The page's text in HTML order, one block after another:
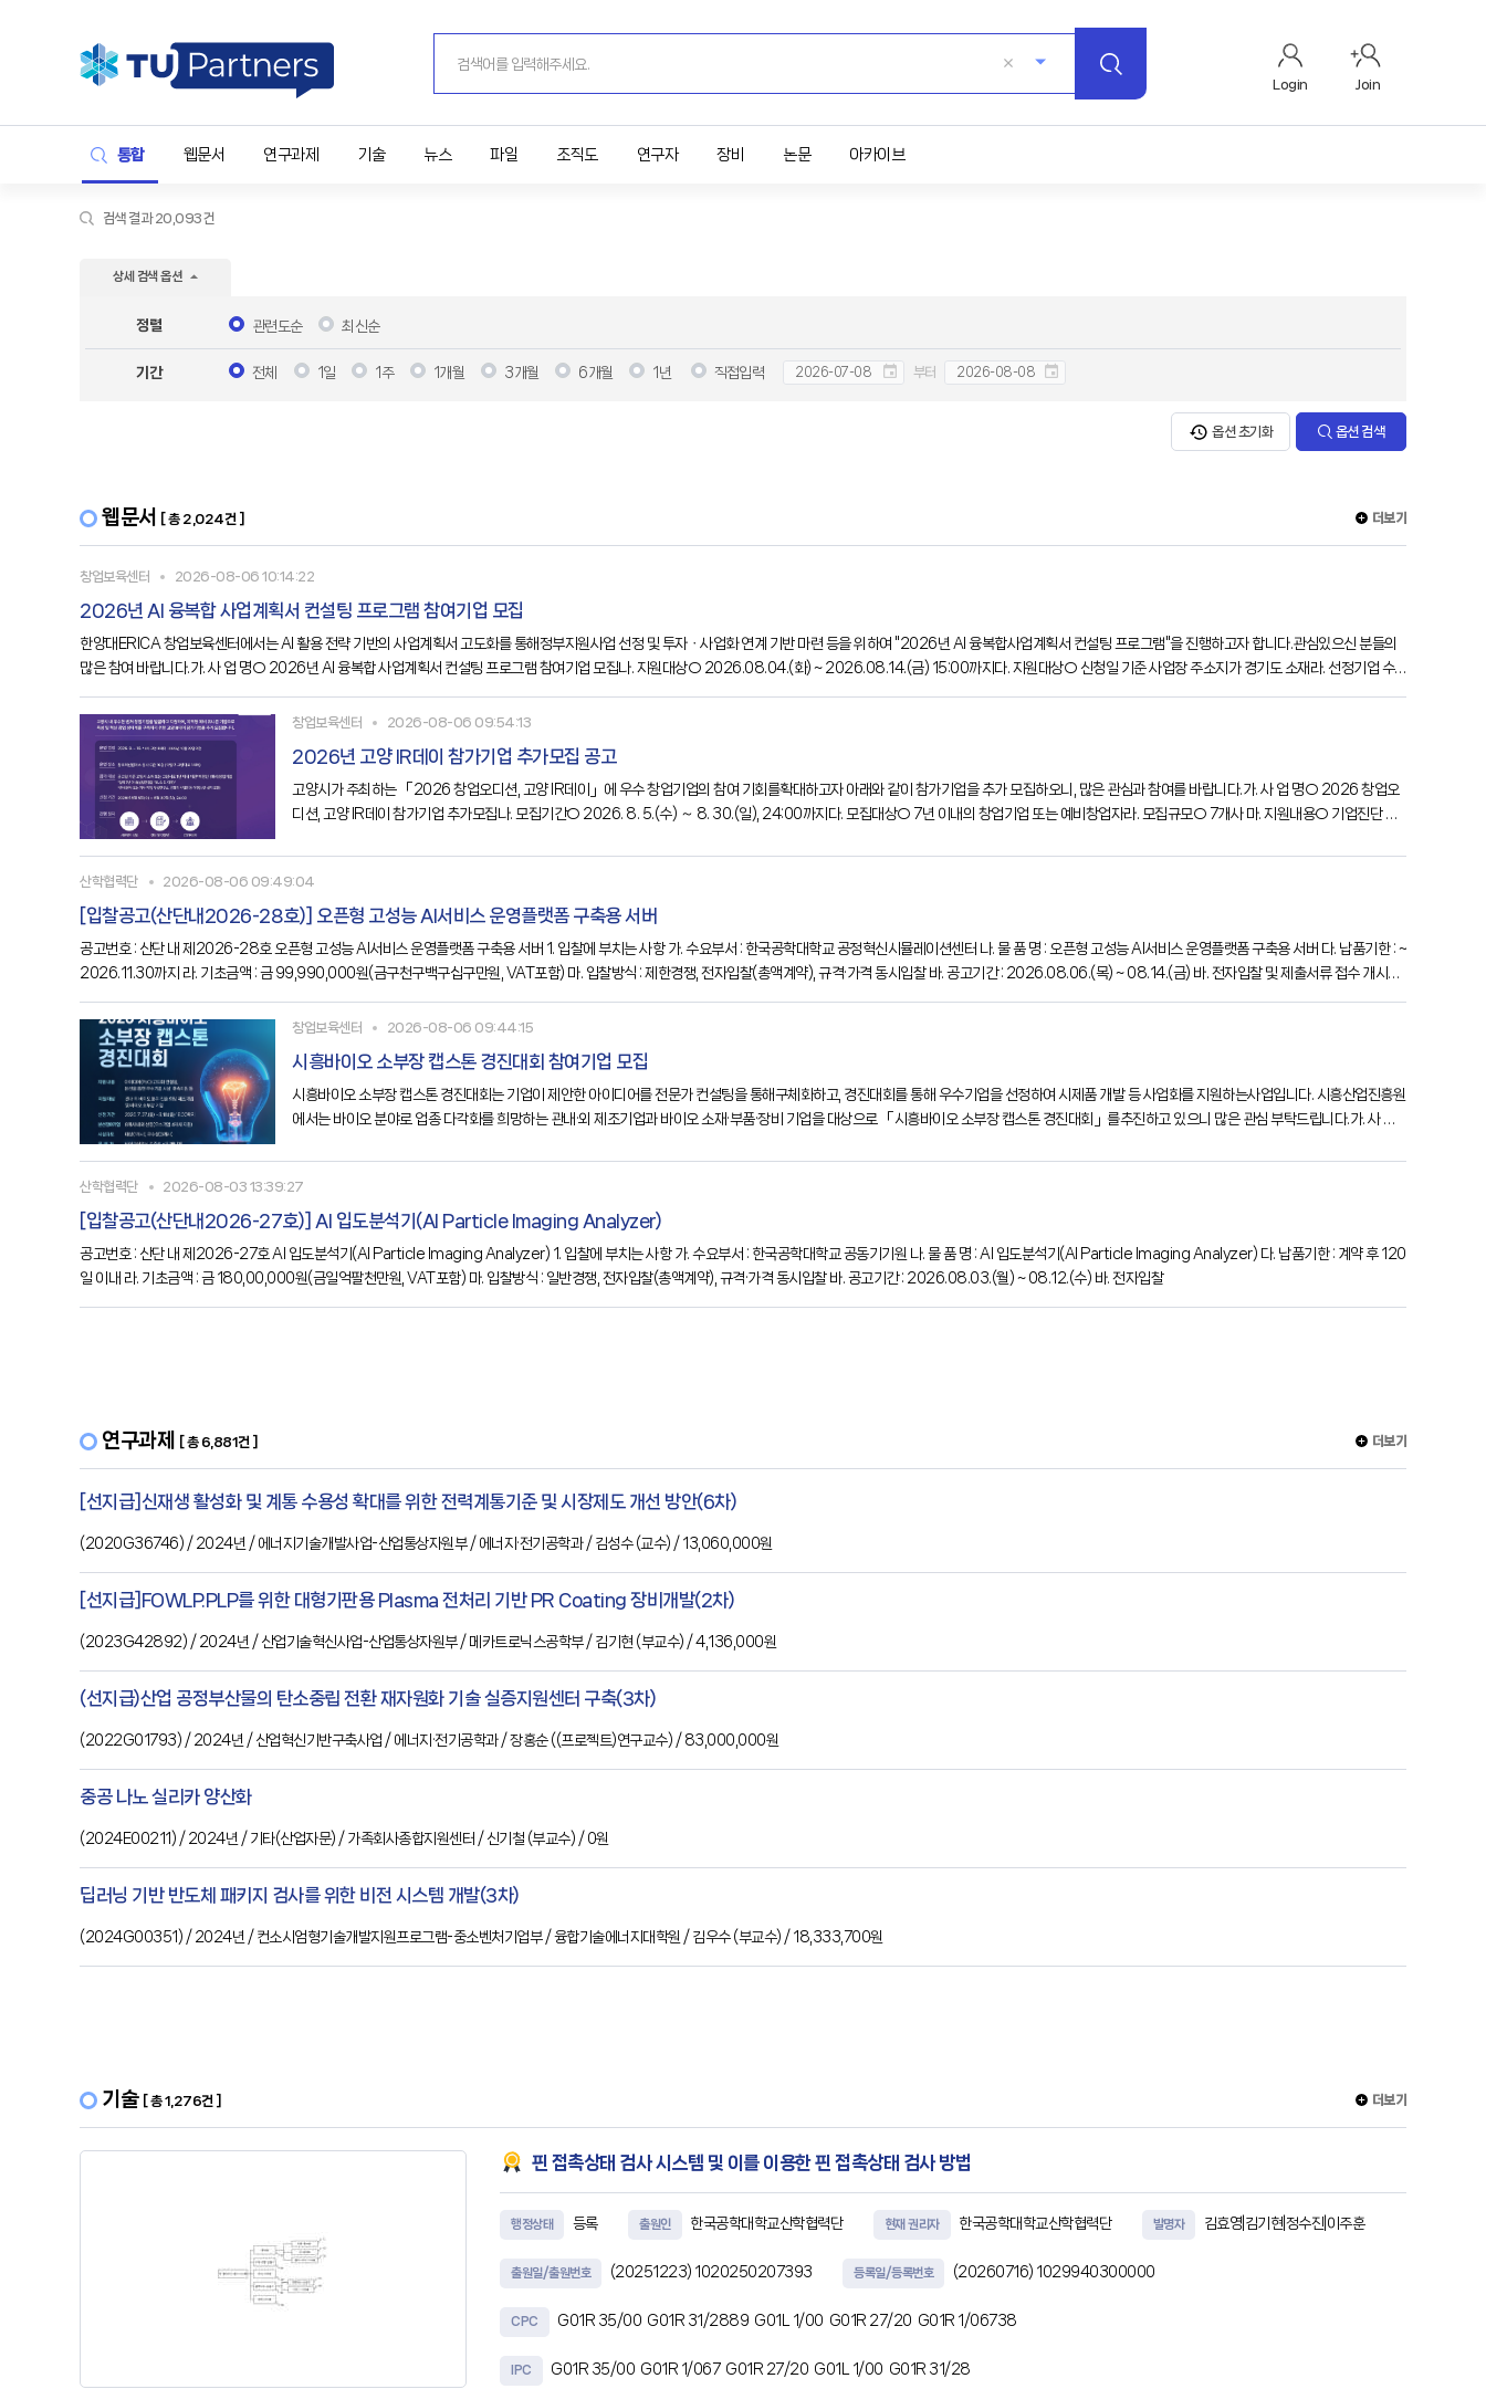
Login Join
통합 웹문서 연구과제 기술 뉴스 파일 조직도 연구자 장비 논문 아카이브
검색 결과 20,093건
상세 검색 옵션
정렬 관련도순 최신순
기간 전체 1일 1주 1개월 3개월 6개월 1년 직접입력 부터
옵션 초기화 옵션 검색
웹문서 [ 총 2,024건 ] 더보기
창업보육센터 2026-08-06 10:14:22
2026년 AI 융복합 사업계획서 컨설팅 프로그램 참여기업 모집
한양대ERICA 창업보육센터에서는 AI 활용 전략 기반의 사업계획서 고도화를 통해정부지원사업 선정 및 투자ㆍ사업화 연계 기반 마련 등을 위하여 "2026년 AI 융복합사업계획서 컨설팅 프로그램"을 진행하고자 합니다.관심있으신 분들의
많은 참여 바랍니다.가. 사 업 명○ 2026년 AI 융복합 사업계획서 컨설팅 프로그램 참여기업 모집나. 지원대상○ 2026.08.04.(화) ~ 2026.08.14.(금) 15:00까지다. 지원대상○ 신청일 기준 사업장 주소지가 경기도 소재라. 선정기업 수
창업보육센터 2026-08-06 09:54:13
2026년 고양 IR데이 참가기업 추가모집 공고
고양시가 주최하는 「2026 창업오디션, 고양 IR데이」에 우수 창업기업의 참여 기회를확대하고자 아래와 같이 참가기업을 추가 모집하오니, 많은 관심과 참여를 바랍니다.가. 사 업 명○ 2026 창업오
디션, 고양 IR데이 참가기업 추가모집나. 모집기간○ 2026. 8. 5.(수) ～ 8. 30.(일), 24:00까지다. 모집대상○ 7년 이내의 창업기업 또는 예비창업자라. 모집규모○ 7개사 마. 지원내용○ 기업진단 및
산학협력단 2026-08-06 09:49:04
[입찰공고(산단내2026-28호)] 오픈형 고성능 AI서비스 운영플랫폼 구축용 서버
공고번호 : 산단 내 제2026-28호 오픈형 고성능 AI서비스 운영플랫폼 구축용 서버 1. 입찰에 부치는 사항 가. 수요부서 : 한국공학대학교 공정혁신시뮬레이션센터 나. 물 품 명 : 오픈형 고성능 AI서비스 운영플랫폼 구축용 서버 다. 납품기한 : ~
2026.11.30까지 라. 기초금액 : 금 99,990,000원(금구천구백구십구만원, VAT포함) 마. 입찰방식 : 제한경쟁, 전자입찰(총액계약), 규격·가격 동시입찰 바. 공고기간 : 2026.08.06.(목) ~ 08.14.(금) 바. 전자입찰 및 제출서류 접수 개시일
창업보육센터 2026-08-06 09:44:15
시흥바이오 소부장 캡스톤 경진대회 참여기업 모집
시흥바이오 소부장 캡스톤 경진대회는 기업이 제안한 아이디어를 전문가 컨설팅을 통해구체화하고, 경진대회를 통해 우수기업을 선정하여 시제품 개발 등 사업화를 지원하는사업입니다. 시흥산업진흥원
에서는 바이오 분야로 업종 다각화를 희망하는 관내·외 제조기업과 바이오 소재·부품·장비 기업을 대상으로 「시흥바이오 소부장 캡스톤 경진대회」를추진하고 있으니 많은 관심 부탁드립니다.가. 사 업
산학협력단 2026-08-03 13:39:27
[입찰공고(산단내2026-27호)] Al 입도분석기(Al Particle Imaging Analyzer)
공고번호 : 산단 내 제2026-27호 Al 입도분석기(Al Particle Imaging Analyzer) 1. 입찰에 부치는 사항 가. 수요부서 : 한국공학대학교 공동기기원 나. 물 품 명 : Al 입도분석기(Al Particle Imaging Analyzer) 다. 납품기한 : 계약 후 120
일 이내 라. 기초금액 : 금 180,00,000원(금일억팔천만원, VAT포함) 마. 입찰방식 : 일반경쟁, 전자입찰(총액계약), 규격·가격 동시입찰 바. 공고기간 : 2026.08.03.(월) ~ 08.12.(수) 바. 전자입찰
연구과제 [ 총 6,881건 ] 더보기
[선지급]신재생 활성화 및 계통 수용성 확대를 위한 전력계통기준 및 시장제도 개선 방안(6차)
( 2020G36746 ) / 2024년 / 에너지기술개발사업-산업통상자원부 / 에너지·전기공학과 / 김성수 (교수) / 13,060,000원
[선지급]FOWLP.PLP를 위한 대형기판용 Plasma 전처리 기반 PR Coating 장비개발(2차)
( 2023G42892 ) / 2024년 / 산업기술혁신사업-산업통상자원부 / 메카트로닉스공학부 / 김기현 (부교수) / 4,136,000원
(선지급)산업 공정부산물의 탄소중립 전환 재자원화 기술 실증지원센터 구축(3차)
( 2022G01793 ) / 2024년 / 산업혁신기반구축사업 / 에너지·전기공학과 / 장홍순 ((프로젝트)연구교수) / 83,000,000원
중공 나노 실리카 양산화
( 2024E00211 ) / 2024년 / 기타(산업자문) / 가족회사종합지원센터 / 신기철 (부교수) / 0원
딥러닝 기반 반도체 패키지 검사를 위한 비전 시스템 개발(3차)
( 2024G00351 ) / 2024년 / 컨소시엄형기술개발지원프로그램-중소벤처기업부 / 융합기술에너지대학원 / 김우수 (부교수) / 18,333,700원
기술 [ 총 1,276건 ] 더보기
핀 접촉상태 검사 시스템 및 이를 이용한 핀 접촉상태 검사 방법
행정상태 등록 출원인 한국공학대학교산학협력단 현재 권리자 한국공학대학교산학협력단 발명자 김효영|김기현|정수진|이주훈
출원일/출원번호 (20251223) 1020250207393 등록일/등록번호 (20260716) 1029940300000
CPC G01R 35/00 G01R 31/2889 G01L 1/00 G01R 27/20 G01R 1/06738
IPC G01R 35/00 G01R 1/067 G01R 27/20 G01L 1/00 G01R 31/28